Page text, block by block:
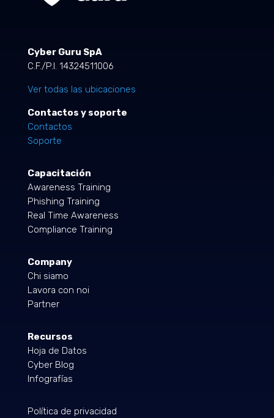
Cyber Guru SpA
C.F./P.I. 14324511006
Ver todas las ubicaciones
Contactos y soporte
Contactos
Soporte
Capacitación
Awareness Training
Phishing Training
Real Time Awareness
Compliance Training
Company
Chi siamo
Lavora con noi
Partner
Recursos
Hoja de Datos
Cyber Blog
Infografías
Política de privacidad